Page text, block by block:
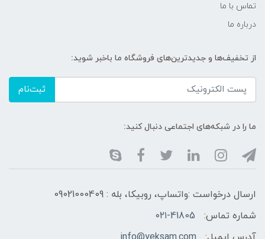
تماس با ما
درباره ما
از تخفیف‌ها و جدیدترین‌های فروشگاه ما باخبر شوید:
ثبت‌نام
ما را در شبکه‌های اجتماعی دنبال کنید:
ارسال درخواست :واتساپ، روبیکا، بله : 09021000409
شماره تماس:
۰۲۱-41805